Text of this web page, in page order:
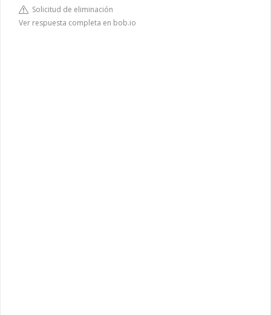
Solicitud de eliminación
Ver respuesta completa en bob.io